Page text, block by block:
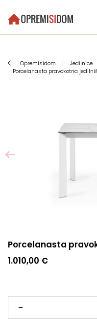
Opremisidom | Jedilnice
Porcelanasta pravokotna
Porcelanasta
1.010,00 €
–
Porcelanasta